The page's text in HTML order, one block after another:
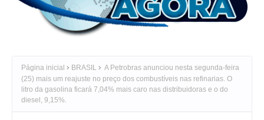
Página inicial BRASIL
A Petrobras anunciou nesta segunda-feira
(25) mais um reajuste no preço dos combustíveis nas refinarias. O
litro da gasolina ficará 7,04% mais caro nas distribuidoras e o do
diesel, 9,15%.